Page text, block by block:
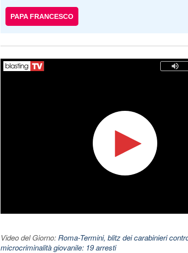
PAPA FRANCESCO
Video del Giorno: Roma-Termini, blitz dei carabinieri
microcriminalità giovanile: 19 arresti